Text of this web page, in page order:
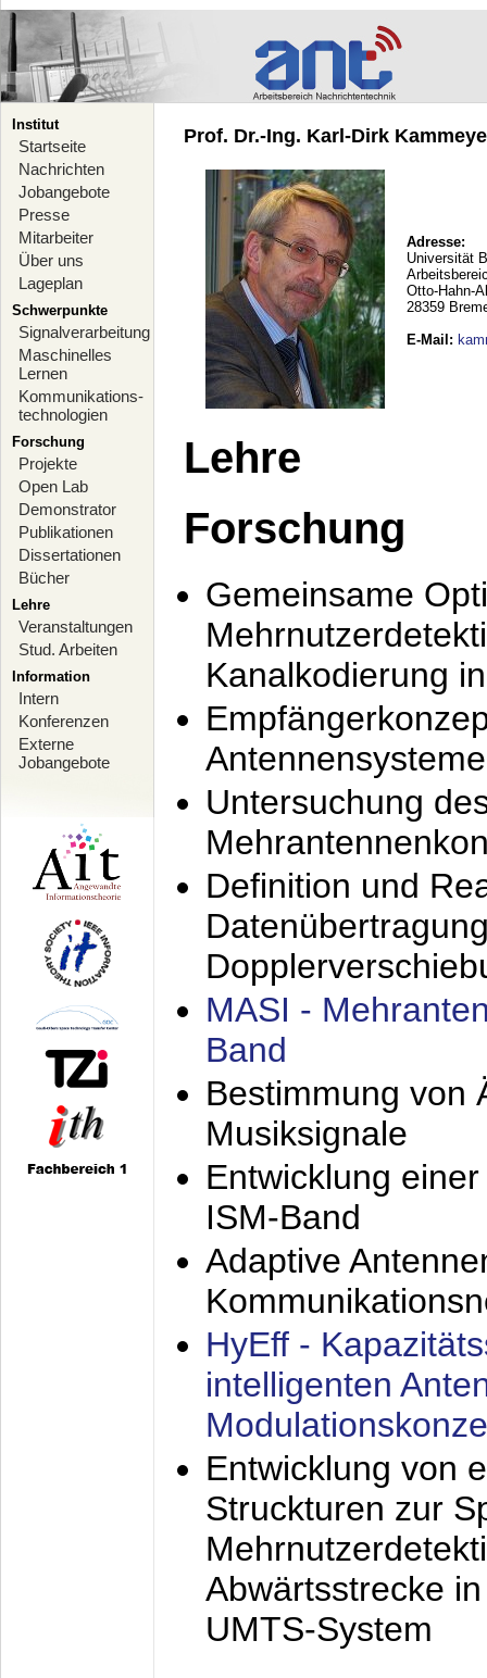
Institut
Startseite
Nachrichten
Jobangebote
Presse
Mitarbeiter
Über uns
Lageplan
Schwerpunkte
Signalverarbeitung
Maschinelles
Lernen
Kommunikations-
technologien
Forschung
Projekte
Open Lab
Demonstrator
Publikationen
Dissertationen
Bücher
Lehre
Veranstaltungen
Stud. Arbeiten
Information
Intern
Konferenzen
Externe
Jobangebote
Prof. Dr.-Ing. Karl-Dirk
Adresse:
Universität
Otto-Hahn-
28359
E-Mail :
Lehre
Forschung
Gemeinsame
Kanalkodierung
Antennensysteme
Untersuchung
Definition und
MASI -
Band
Bestimmung von
Musiksignale
Entwicklung
ISM-Band
Adaptive
HyEff -
intelligenten
Entwicklung von
Struckturen zur
Abwärtsstrecke
UMTS-System